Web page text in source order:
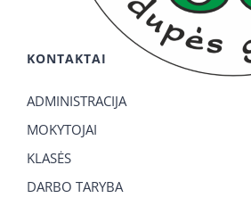
KONTAKTAI
ADMINISTRACIJA
MOKYTOJAI
KLASĖS
DARBO TARYBA